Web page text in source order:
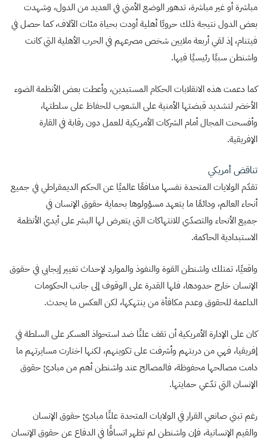
مباشرة أو غير مباشرة، تدهور الوضع الأمني في العديد من الدول، وشهدت
بعض الدول نتيجة ذلك حروبًا أهلية أودت بحياة مئات الآلاف، كما حصل في
فيتنام، إذ لقي أربعة ملايين شخص مصرعهم في الحرب الأهلية التي كانت
واشنطن سببًا رئيسيًا فيها.
كما دعمت هذه الانقلابات الحكام المستبدين، وأعطت بعض الأنظمة الضوء
الأخضر لتشديد قبضتها الأمنية على الشعوب للحفاظ على سلطتها،
وأفسحت المجال أمام الشركات الأمريكية للعمل دون رقابة في القارة
الإفريقية.
تناقض أمريكي
تقدّم الولايات المتحدة نفسها مدافعًا عالميًا عن الحكم الديمقراطي في جميع
أنحاء العالم، ودائمًا ما يتعهد مسؤولوها بحماية حقوق الإنسان في
جميع الأنحاء والتصدّي للانتهاكات التي يتعرض لها البشر على أيدي الأنظمة
الاستبدادية الحاكمة.
واقعيًا، تمتلك واشنطن القوة والنفوذ والموارد لإحداث تغيير إيجابي في حقوق
الإنسان خارج حدودها، فلها القدرة على الوقوف إلى جانب الحكومات
الداعمة للحقوق وعدم مكافأة من ينتهكها، لكن العكس ما يحدث.
كان على الإدارة الأمريكية أن تقف علنًا ضد استحواذ العسكر على السلطة في
إفريقيا، فهي من دربتهم وأشرفت على تكوينهم، لكنها اختارت مسايرتهم ما
دامت مصالحها محفوظة، فالمصالح عند واشنطن أهم من مبادئ حقوق
الإنسان التي تدّعي حمايتها.
رغم تبني صانعي القرار في الولايات المتحدة علنًا مبادئ حقوق الإنسان
والقيم الإنسانية، فإن واشنطن لم تظهر اتساقًا في الدفاع عن حقوق الإنسان